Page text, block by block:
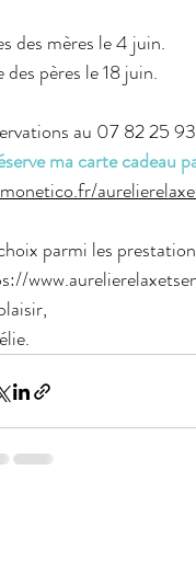
des mères le 4 juin.
des pères le 18 juin.
au 07 82 25
ma carte cadeau
parmi les